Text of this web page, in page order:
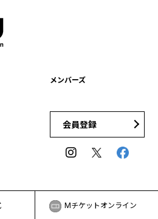
メンバーズ
会員登録
Mチケットオンライン